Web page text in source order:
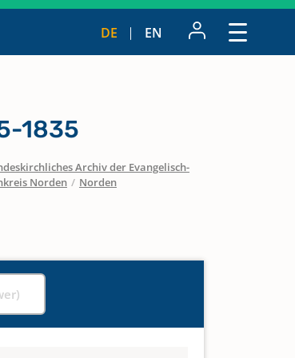
DE EN
1835
Archiv der Evangelisch-
Norden / Norden